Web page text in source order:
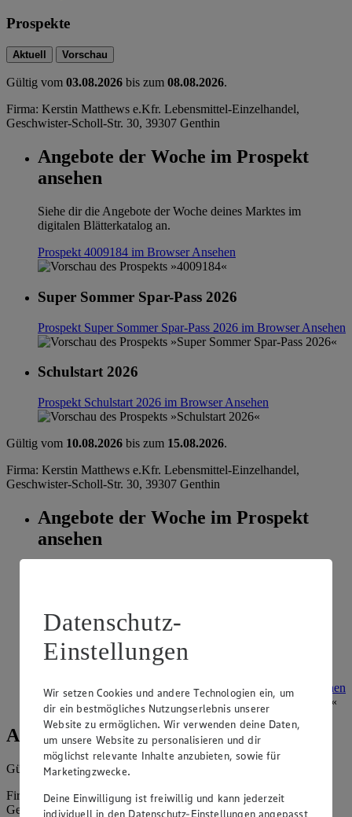
Prospekte
Aktuell Vorschau
Gültig vom 03.08.2026 bis zum 08.08.2026.
Firma: Kerstin Matthews e.Kfr. Lebensmittel-Einzelhandel,
Geschwister-Scholl-Str. 30, 39307 Genthin
Angebote der Woche im Prospekt
ansehen
Siehe dir die Angebote der Woche deines Marktes im
digitalen Blätterkatalog an.
Prospekt 4009184 im BrowserAnsehen
Super Sommer Spar-Pass 2026
Prospekt Super Sommer Spar-Pass 2026 im BrowserAnsehen
Schulstart 2026
Prospekt Schulstart 2026 im BrowserAnsehen
Gültig vom 10.08.2026 bis zum 15.08.2026.
Firma: Kerstin Matthews e.Kfr. Lebensmittel-Einzelhandel,
Geschwister-Scholl-Str. 30, 39307 Genthin
Angebote der Woche im Prospekt
ansehen
Prospekt 4009184 im Browser
Super Sommer Spar-Pass 2026
Prospekt Super Sommer Spar-Pass 2026 im Browser Ansehen
Angebote der Woche
Gültig vom03.08.2026bis zum
Firma: Kerstin Matthews e.Kfr. Lebensmittel-Einzelhandel,
Geschwister-Scholl-Str. 30, 39307 Genthin
Datenschutz-
Einstellungen
Wir setzen Cookies und andere Technologien ein, um
dir ein bestmögliches Nutzungserlebnis unserer
Website zu ermöglichen. Wir verwenden deine Daten,
um unsere Website zu personalisieren und dir
möglichst relevante Inhalte anzubieten, sowie für
Marketingzwecke.
Deine Einwilligung ist freiwillig und kann jederzeit
individuell in den Datenschutz-Einstellungen angepasst